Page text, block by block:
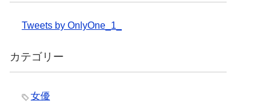
Tweets by OnlyOne_1_
カテゴリー
女優